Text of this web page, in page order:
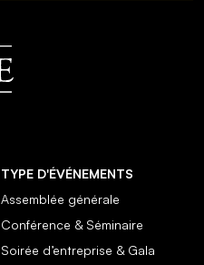
TYPE D'ÉVÉNEMENTS
Assemblée générale
Conférence & Séminaire
Soirée d’entreprise & Gala